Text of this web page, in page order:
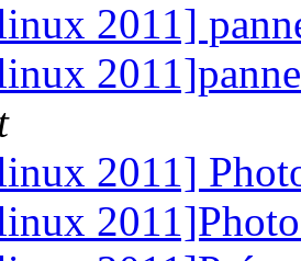
2011]
2011]